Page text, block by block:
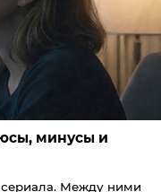
минусы и
Между ними